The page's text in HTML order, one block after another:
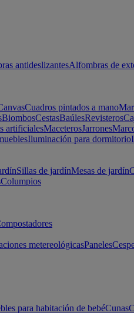
antideslizantesAlfombras de
Cuadros pintados a mano
BiombosCestasBaúlesRevisteros
artificialesMaceterosJarrones
Iluminación para dormitorio
Sillas de jardínMesas de jardín
Columpios
metereológicasPaneles
para habitación de bebéCunas